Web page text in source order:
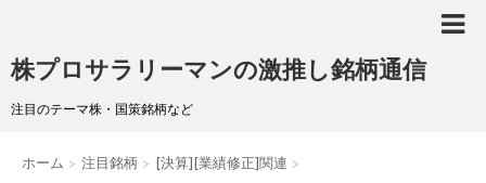
株プロサラリーマンの激推し銘柄通信
注目のテーマ株・国策銘柄など
ホーム > 注目銘柄 > [決算][業績修正]関連 >